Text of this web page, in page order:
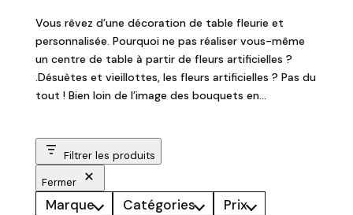
Vous rêvez d’une décoration de table fleurie et
personnalisée. Pourquoi ne pas réaliser vous-même
un centre de table à partir de fleurs artificielles ?
.Désuètes et vieillottes, les fleurs artificielles ? Pas du
tout ! Bien loin de l’image des bouquets en...
Filtrer les produits
Fermer
Marque Catégories Prix